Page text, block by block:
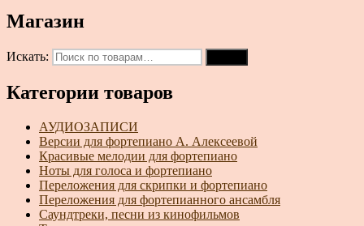
Магазин
Искать:
Категории товаров
АУДИОЗАПИСИ
Версии для фортепиано А. Алексеевой
Красивые мелодии для фортепиано
Ноты для голоса и фортепиано
Переложения для скрипки и фортепиано
Переложения для фортепианного ансамбля
Саундтреки, песни из кинофильмов